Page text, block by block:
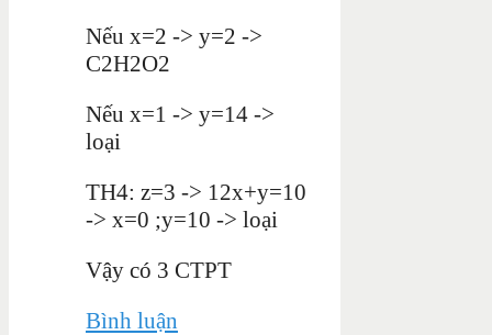
Nếu x=2 -> y=2 ->
C2H2O2
Nếu x=1 -> y=14 ->
loại
TH4: z=3 -> 12x+y=10
-> x=0 ;y=10 -> loại
Vậy có 3 CTPT
Bình luận